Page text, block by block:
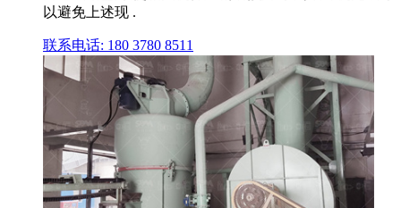
以避免上述现 .
联系电话: 180 3780 8511